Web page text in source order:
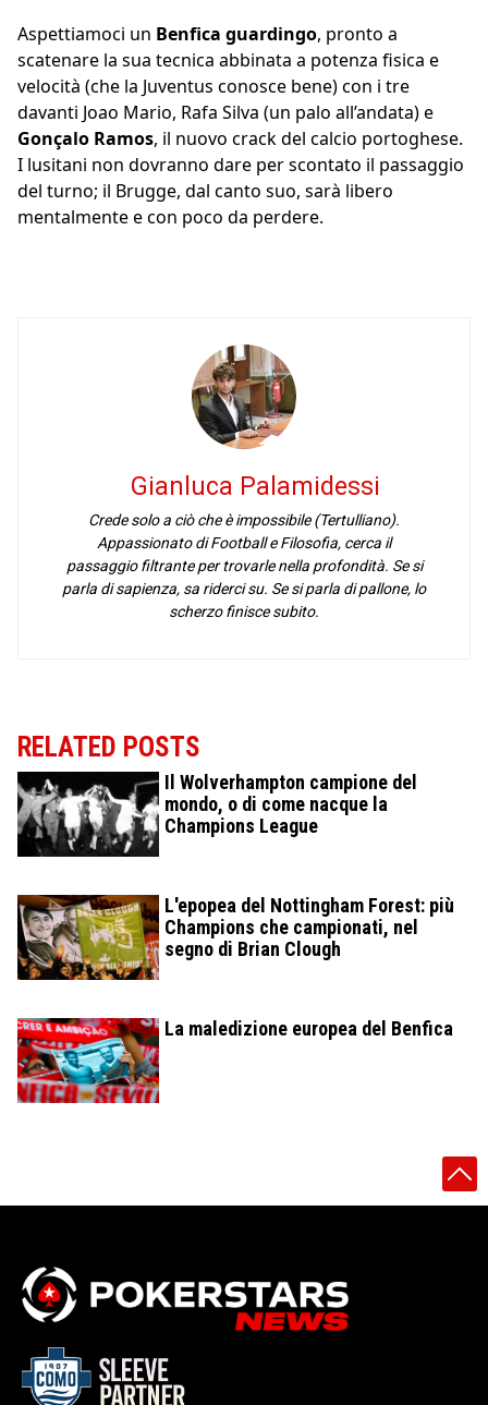
Aspettiamoci un Benfica guardingo, pronto a
scatenare la sua tecnica abbinata a potenza fisica e
velocità (che la Juventus conosce bene) con i tre
davanti Joao Mario, Rafa Silva (un palo all’andata) e
Gonçalo Ramos, il nuovo crack del calcio portoghese.
I lusitani non dovranno dare per scontato il passaggio
del turno; il Brugge, dal canto suo, sarà libero
mentalmente e con poco da perdere.
Gianluca Palamidessi
Crede solo a ciò che è impossibile (Tertulliano).
Appassionato di Football e Filosofia, cerca il
passaggio filtrante per trovarle nella profondità. Se si
parla di sapienza, sa riderci su. Se si parla di pallone, lo
scherzo finisce subito.
RELATED POSTS
Il Wolverhampton campione del
mondo, o di come nacque la
Champions League
L'epopea del Nottingham Forest: più
Champions che campionati, nel
segno di Brian Clough
La maledizione europea del Benfica